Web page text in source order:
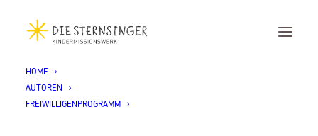
HOME
AUTOREN
FREIWILLIGENPROGRAMMMatej Meskank